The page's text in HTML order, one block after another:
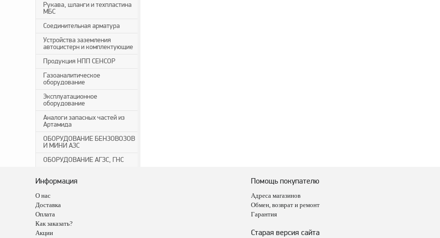
Рукава, шланги и техпластина
МБС
Соединительная арматура
Устройства заземления
автоцистерн и комплектующие
Продукция НПП СЕНСОР
Газоаналитическое
оборудование
Эксплуатационное
оборудование
Аналоги запасных частей из
Артамида
ОБОРУДОВАНИЕ БЕНЗОВОЗОВ
И МИНИ АЗС
ОБОРУДОВАНИЕ АГЗС, ГНС
Информация
О нас
Доставка
Оплата
Как заказать?
Акции
Помощь покупателю
Адреса магазинов
Обмен, возврат и ремонт
Гарантия
Старая версия сайта